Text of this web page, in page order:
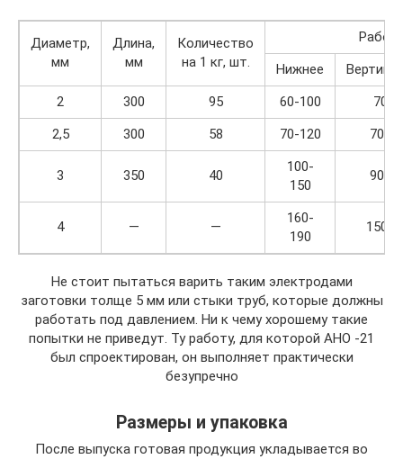
Диаметр,
мм
Длина,
мм
Количество
на 1 кг, шт.
Нижнее
2
300 95 60-100
70-
2,5
300 58 70-120 70-
3 350 40
100-
150
90-
4 — —
160-
190
150-
Не стоит пытаться варить таким электродами
заготовки толще 5 мм или стыки труб, которые должны
работать под давлением. Ни к чему хорошему такие
попытки не приведут. Ту работу, для которой АНО -21
был спроектирован, он выполняет практически
безупречно
Размеры и упаковка
После выпуска готовая продукция укладывается во